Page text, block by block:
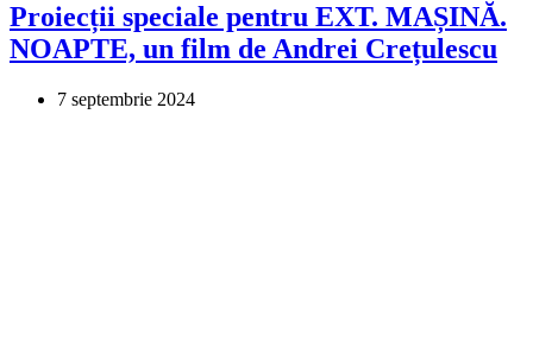
Proiecții speciale pentru EXT. MAȘINĂ.
NOAPTE, un film de Andrei Crețulescu
7 septembrie 2024